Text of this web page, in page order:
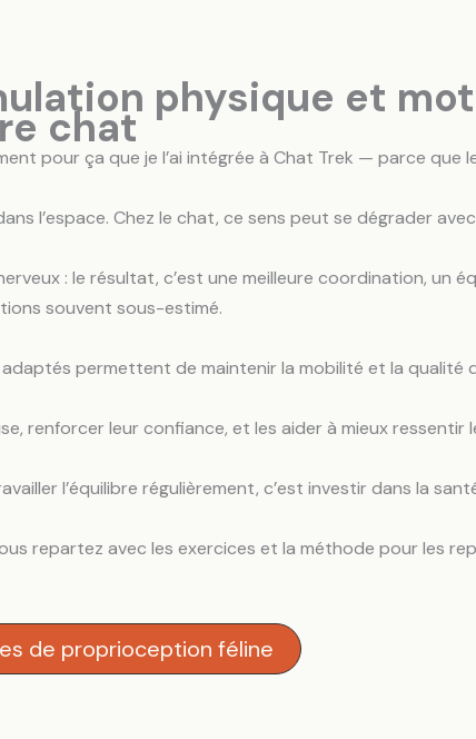
physique et
chat
pour ça que je l’ai intégrée à Chat Trek — parce que
l’espace. Chez le chat, ce sens peut se dégrader
: le résultat, c’est une meilleure coordination, un
souvent sous-estimé.
permettent de maintenir la mobilité et la qualité
renforcer leur confiance, et les aider à mieux ressentir
l’équilibre régulièrement, c’est investir dans la
repartez avec les exercices et la méthode pour les
de proprioception féline